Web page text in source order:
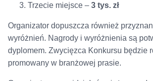
Trzecie miejsce – 3 tys. zł
Organizator dopuszcza również
wyróżnień. Nagrody i wyróżnienia są
dyplomem. Zwycięzca Konkursu będzie
promowany w branżowej prasie.